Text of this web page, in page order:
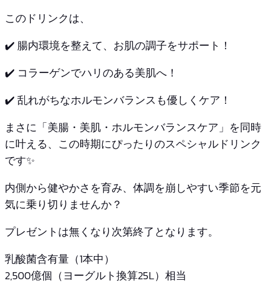
このドリンクは、
✔️ 腸内環境を整えて、お肌の調子をサポート！
✔️ コラーゲンでハリのある美肌へ！
✔️ 乱れがちなホルモンバランスも優しくケア！
まさに「美腸・美肌・ホルモンバランスケア」を同時
に叶える、この時期にぴったりのスペシャルドリンク
です✨
内側から健やかさを育み、体調を崩しやすい季節を元
気に乗り切りませんか？
プレゼントは無くなり次第終了となります。
乳酸菌含有量（1本中）
2,500億個（ヨーグルト換算25L）相当